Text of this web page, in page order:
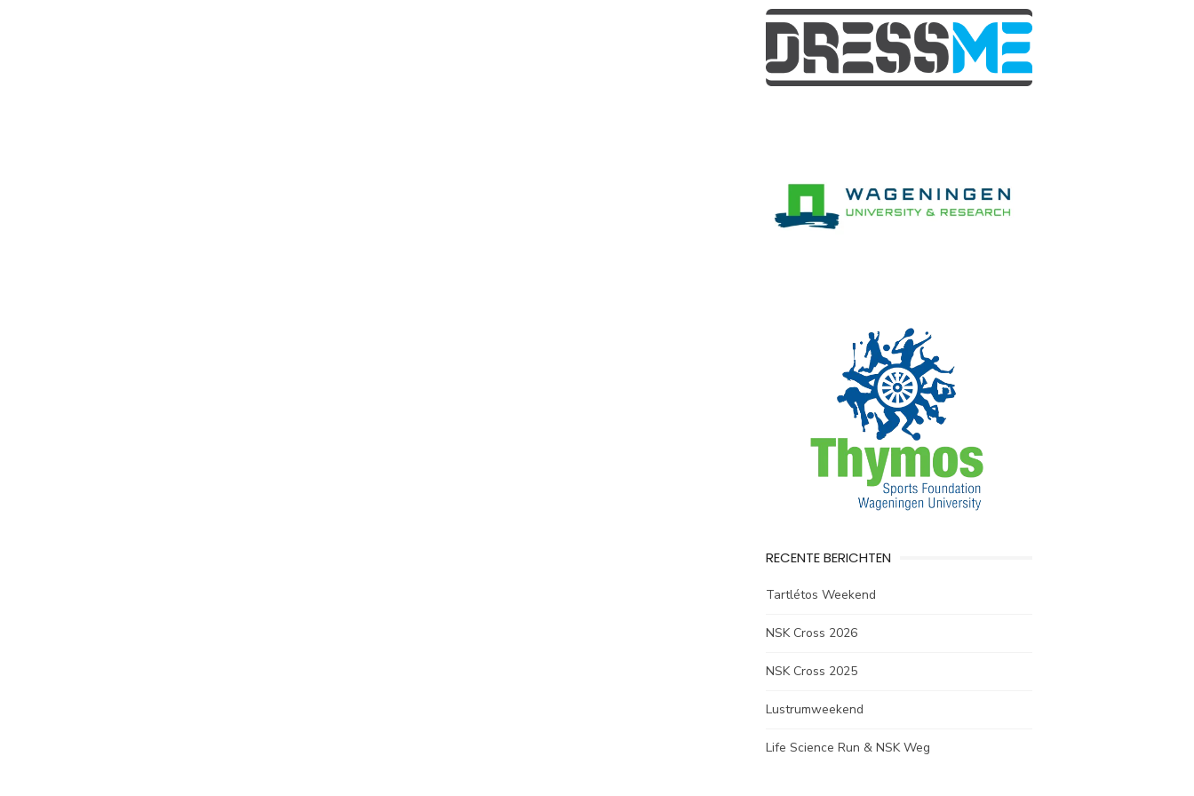
RECENTE BERICHTEN
Tartlétos Weekend
NSK Cross 2026
NSK Cross 2025
Lustrumweekend
Life Science Run & NSK Weg